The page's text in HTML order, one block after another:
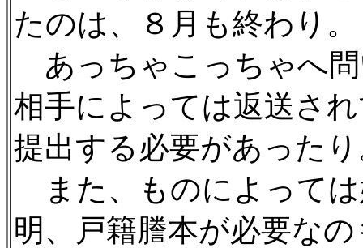
たのは、８月も終わり。
あっちゃこっちゃへ
相手によっては返送さ
提出する必要があった
また、ものによっては
明、戸籍謄本が必要な